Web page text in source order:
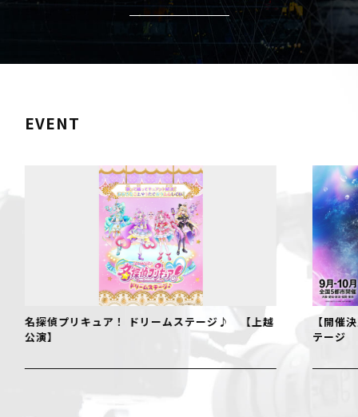
EVENT
名探偵プリキュア！ ドリームステージ♪ 【上越
公演】
【開催
テージ